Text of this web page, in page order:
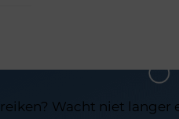
Wacht niet langer